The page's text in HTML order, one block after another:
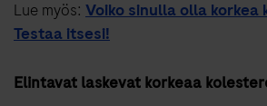
Lue myös: Voiko sinulla olla korkea
Testaa itsesi!
Elintavat laskevat korkeaa